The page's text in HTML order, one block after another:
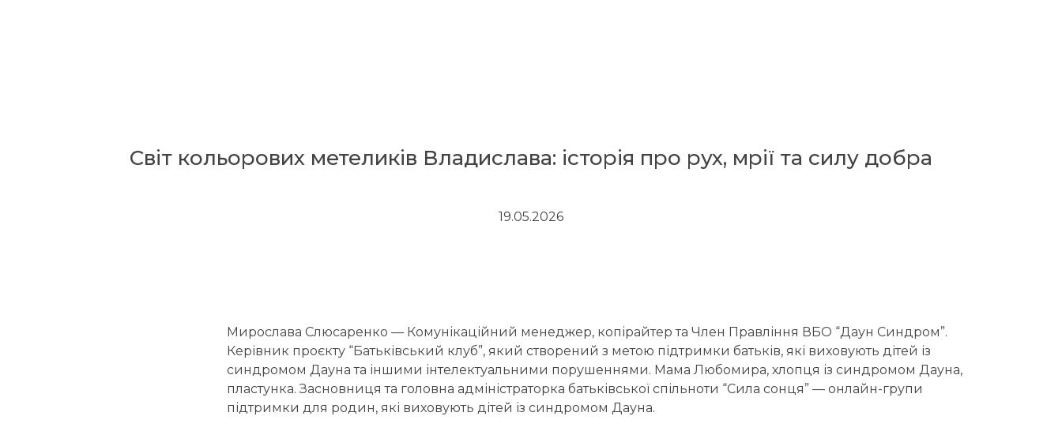
Світ кольорових метеликів Владислава: історія про рух, мрії та силу добра
19.05.2026
Мирослава Слюсаренко — Комунікаційний менеджер, копірайтер та Член Правління ВБО “Даун Синдром”.
Керівник проєкту “Батьківський клуб”, який створений з метою підтримки батьків, які виховують дітей із
синдромом Дауна та іншими інтелектуальними порушеннями. Мама Любомира, хлопця із синдромом Дауна,
пластунка. Засновниця та головна адміністраторка батьківської спільноти “Сила сонця” — онлайн-групи
підтримки для родин, які виховують дітей із синдромом Дауна.